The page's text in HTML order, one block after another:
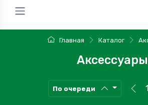
Главная Каталог
Аксессуары
По очереди